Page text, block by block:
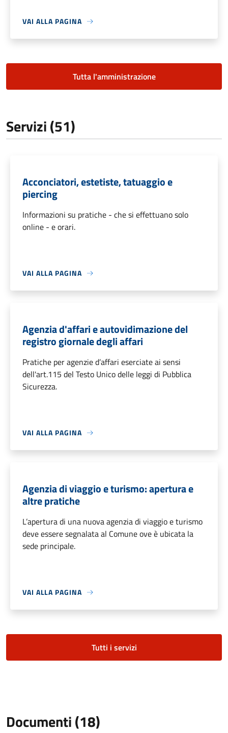
VAI ALLA PAGINA
Tutta l'amministrazione
Servizi (51)
Acconciatori, estetiste, tatuaggio e
piercing
Informazioni su pratiche - che si effettuano solo
online - e orari.
VAI ALLA PAGINA
Agenzia d'affari e autovidimazione del
registro giornale degli affari
Pratiche per agenzie d’affari eserciate ai sensi
dell'art.115 del Testo Unico delle leggi di Pubblica
Sicurezza.
VAI ALLA PAGINA
Agenzia di viaggio e turismo: apertura e
altre pratiche
L’apertura di una nuova agenzia di viaggio e turismo
deve essere segnalata al Comune ove è ubicata la
sede principale.
VAI ALLA PAGINA
Tutti i servizi
Documenti (18)